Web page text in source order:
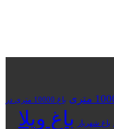
باغ 10000 متری در
باغ شهریار باغ ویلا